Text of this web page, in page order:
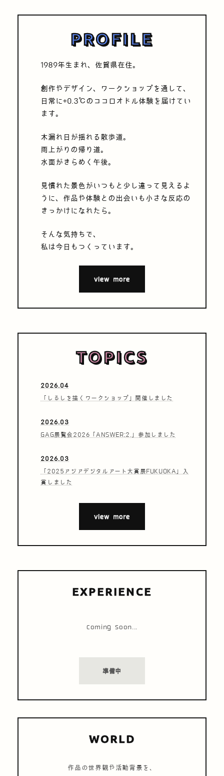
PROFILE
1989年生まれ、佐賀県在住。
創作やデザイン、ワークショップを通して 、
日常に+0.3℃のココロオドル体験を届けてい
ます。
木漏れ日が揺れる散歩道。
雨上がりの帰り道。
水面がきらめく午後。
見慣れた景色がいつもと少し違って見えるよ
うに、 作品や体験との出会いも小さな反応の
きっかけになれたら。
そんな気持ちで、
私は今日もつくっています。
view more
TOPICS
2026.04
「しるしを描くワークショップ」開催しました
2026.03
GAG展覧会2026「ANSWER;2.」参加しました
2026.03
「2025アジアデジタルアート大賞展FUKUOKA」入
賞しました
view more
EXPERIENCE
coming soon...
準備中
WORLD
作品の世界観や活動背景を、